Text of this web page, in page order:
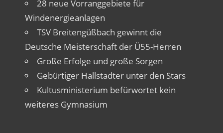
28 neue Vorranggebiete für
Windenergieanlagen
TSV Breitengüßbach gewinnt die
Deutsche Meisterschaft der Ü55-Herren
Große Erfolge und große Sorgen
Gebürtiger Hallstadter unter den Stars
Kultusministerium befürwortet kein
weiteres Gymnasium